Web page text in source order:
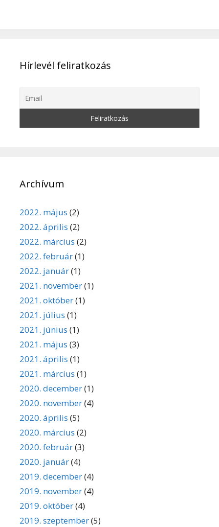
Hírlevél feliratkozás
Archívum
2022. május (2)
2022. április (2)
2022. március (2)
2022. február(1)
2022. január(1)
2021. november(1)
2021. október(1)
2021. július (1)
2021. június (1)
2021. május (3)
2021. április (1)
2021. március (1)
2020. december(1)
2020. november(4)
2020. április (5)
2020. március (2)
2020. február(3)
2020. január(4)
2019. december(4)
2019. november(4)
2019. október(4)
2019. szeptember(5)